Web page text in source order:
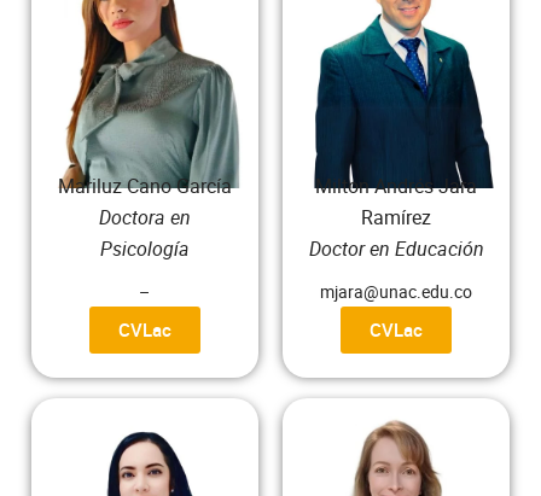
Mariluz Cano García
Doctora en
Psicología
–
CVLac
Milton Andrés Jara
Ramírez
Doctor en Educación
mjara@unac.edu.co
CVLac